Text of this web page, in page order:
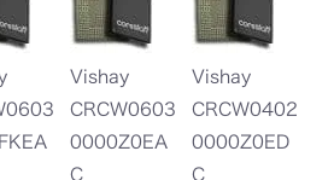
Vishay
CRCW0603
0000Z0EA
C
Vishay
CRCW0402
0000Z0ED
C